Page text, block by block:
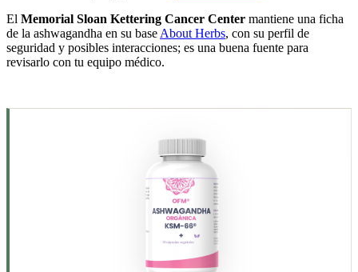
El Memorial Sloan Kettering Cancer Center mantiene una ficha
de la ashwagandha en su base About Herbs, con su perfil de
seguridad y posibles interacciones; es una buena fuente para
revisarlo con tu equipo médico.